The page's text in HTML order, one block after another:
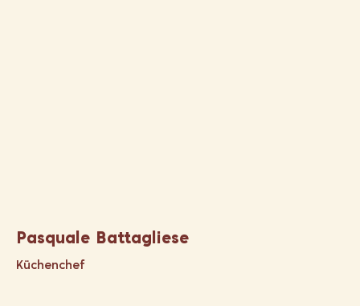
Pasquale Battagliese
Küchenchef